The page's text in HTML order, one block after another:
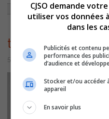
5 octobre 2016 | Par Équipe CJSO
CJSO demande
utiliser vos données
dans les
Publicités et contenu
performance des
d’audience et
Stocker et/ou accéder
appareil
En savoir plus